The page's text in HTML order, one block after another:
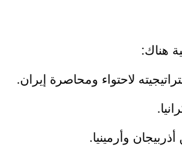
هناك: